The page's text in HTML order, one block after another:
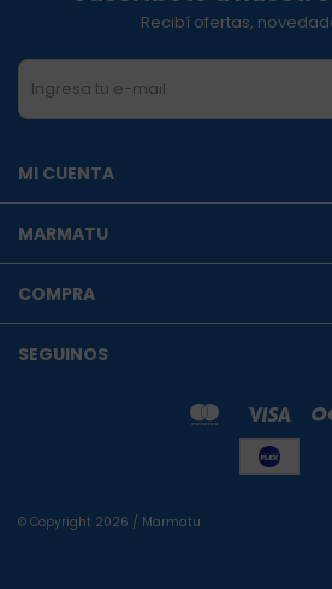
Recibí ofertas,
MI CUENTA
MARMATU
COMPRA
SEGUINOS
© Copyright 2026 / Marmatu